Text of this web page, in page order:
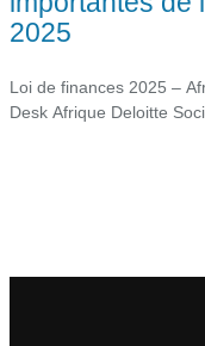
2025
Loi de finances 2025 –
Desk Afrique Deloitte